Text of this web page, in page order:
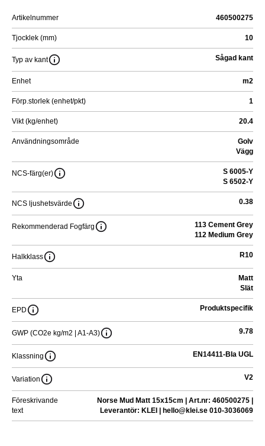
Artikelnummer 460500275
Tjocklek (mm) 10
Typ av kant Sågad kant
Enhet m2
Förp.storlek (enhet/pkt) 1
Vikt (kg/enhet) 20.4
Användningsområde
Golv
Vägg
NCS-färg(er)
S 6005-Y
S 6502-Y
NCS ljushetsvärde 0.38
Rekommenderad Fogfärg
113 Cement Grey
112 Medium Grey
Halkklass R10
Yta
Matt
Slät
EPD Produktspecifik
GWP (CO2e kg/m2 | A1-A3) 9.78
Klassning EN14411-BIa UGL
Variation V2
Föreskrivande
text
Norse Mud Matt 15x15cm | Art.nr: 460500275 |
Leverantör: KLEI | hello@klei.se 010-3036069